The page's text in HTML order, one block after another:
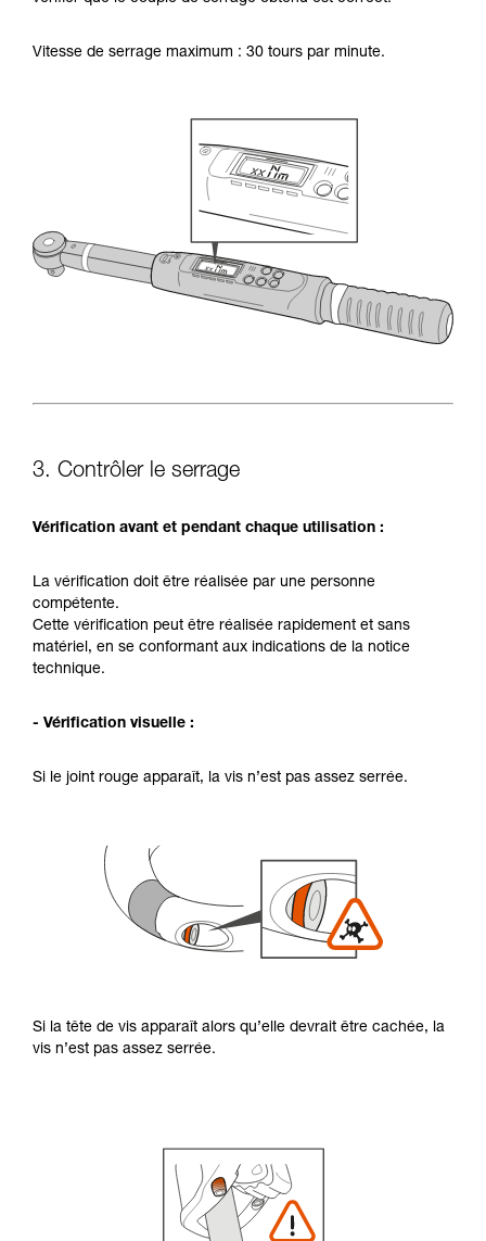
Vitesse de serrage maximum : 30 tours par minute.
3. Contrôler le serrage
Vérification avant et pendant chaque utilisation :
La vérification doit être réalisée par une personne
compétente.
Cette vérification peut être réalisée rapidement et sans
matériel, en se conformant aux indications de la notice
technique.
- Vérification visuelle :
Si le joint rouge apparaît, la vis n’est pas assez serrée.
Si la tête de vis apparaît alors qu’elle devrait être cachée, la
vis n’est pas assez serrée.